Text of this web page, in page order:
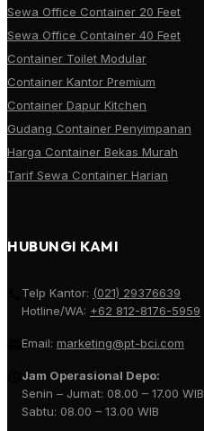
Sewa Office Container 20 Feet
Sewa Office Container 40 Feet
Container Toilet Modular
Container Kantor Premium
Container Dapur Kitchen
Gudang Container Penyimpanan
Harga Container Bekas Murah
Tarif Sewa Container Harian
HUBUNGI KAMI
Telp Kantor: (021) 29376639
Hotline/WA: +62 812-8176-5959
Email: marketing@pt-bci.com
Jam Operasional Depo:
Senin – Jumat: 08.00 – 17.00 WIB
Sabtu: 08.00 – 13.00 WIB